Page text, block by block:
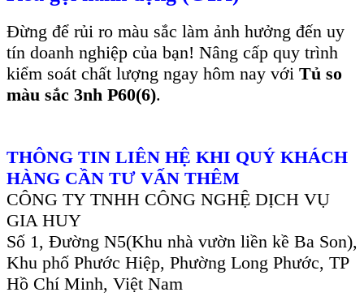
Đừng để rủi ro màu sắc làm ảnh hưởng đến uy
tín doanh nghiệp của bạn! Nâng cấp quy trình
kiểm soát chất lượng ngay hôm nay với Tủ so
màu sắc 3nh P60(6).
THÔNG TIN LIÊN HỆ KHI QUÝ KHÁCH
HÀNG CẦN TƯ VẤN THÊM
CÔNG TY TNHH CÔNG NGHỆ DỊCH VỤ
GIA HUY
Số 1, Đường N5(Khu nhà vườn liền kề Ba Son),
Khu phố Phước Hiệp, Phường Long Phước, TP
Hồ Chí Minh, Việt Nam